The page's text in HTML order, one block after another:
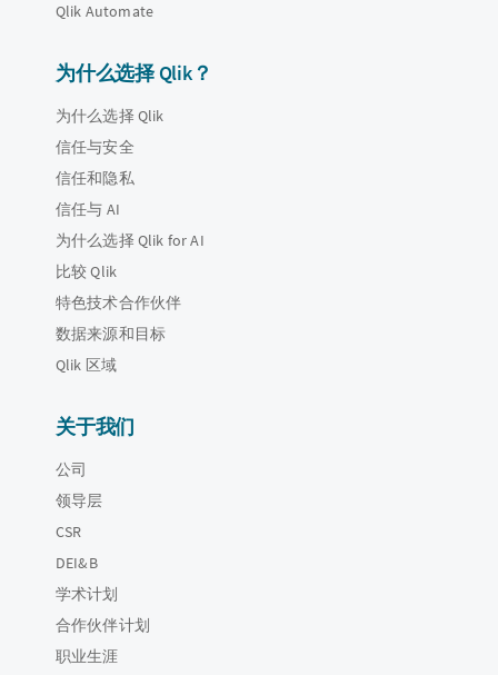
Qlik Automate
为什么选择 Qlik？
为什么选择 Qlik
信任与安全
信任和隐私
信任与 AI
为什么选择 Qlik for AI
比较 Qlik
特色技术合作伙伴
数据来源和目标
Qlik 区域
关于我们
公司
领导层
CSR
DEI&B
学术计划
合作伙伴计划
职业生涯